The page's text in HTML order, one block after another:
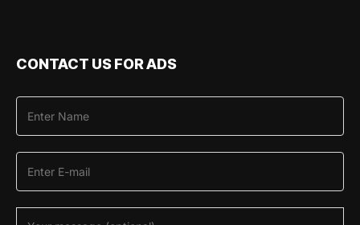
CONTACT US FOR ADS